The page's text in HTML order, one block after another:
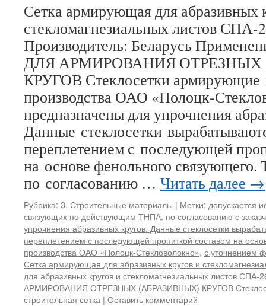
Сетка армирующая для абразивных
стекломагнезиальных листов
Производитель: Беларусь
ДЛЯ АРМИРОВАНИЯ ОТРЕЗНЫХ
КРУГОВ Стеклосетки
производства ОАО «Полоцк-
предназначены для упрочнения
Данные стеклосетки
переплетением с последующей
на основе фенольного связующего.
по согласованию … Читать далее →
Рубрика: 3. Строительные материалы | Метки: допускается
связующих по действующим ТНПА, по согласованию с
упрочнения абразивных кругов. Данные стеклосетки
переплетением с последующей пропиткой составом на
производства ОАО «Полоцк-Стекловолокно», с уточнением
Сетка армирующая для абразивных кругов и
для абразивных кругов и стекломагнезиальных листов СПА-
АРМИРОВАНИЯ ОТРЕЗНЫХ (АБРАЗИВНЫХ) КРУГОВ
строительная сетка | Оставить комментарий